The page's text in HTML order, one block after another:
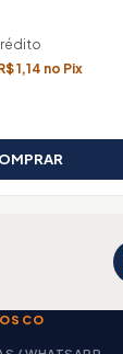
1,14 no Pix